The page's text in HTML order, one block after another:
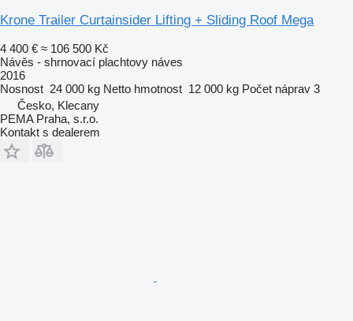
Krone Trailer Curtainsider Lifting + Sliding Roof Mega
4 400 € ≈ 106 500 Kč
Návěs - shrnovací plachtovy náves
2016
Nosnost 24 000 kg Netto hmotnost 12 000 kg Počet náprav 3
Česko, Klecany
PEMA Praha, s.r.o.
Kontakt s dealerem